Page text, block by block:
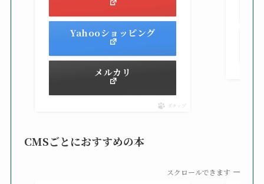
Yahooショッピング
メルカリ
ポチップ
CMSごとにおすすめの本
スクロールできます